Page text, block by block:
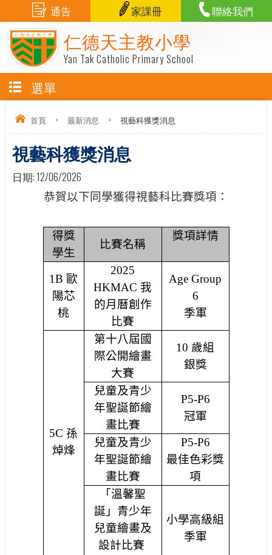
仁德天主教小學
Yan Tak Catholic Primary School
通告 家課冊 聯絡我們
選單
首頁 > 最新消息 > 視藝科獲獎消息
視藝科獲獎消息
日期:12/06/2026
恭賀以下同學獲得視藝科比賽獎項 ：
得獎
學生
比賽名稱
獎項詳情
1B 歐
陽芯
桃
2025
HKMAC 我
的月曆創作
比賽
Age Group
6
季軍
5C 孫
焯烽
第十八屆國
際公開繪畫
大賽
10 歲組
銀獎
兒童及青少
年聖誕節繪
畫比賽
P5-P6
冠軍
兒童及青少
年聖誕節繪
畫比賽
P5-P6
最佳色彩獎
項
「溫馨聖
誕」青少年
兒童繪畫及
設計比賽
小學高級組
季軍